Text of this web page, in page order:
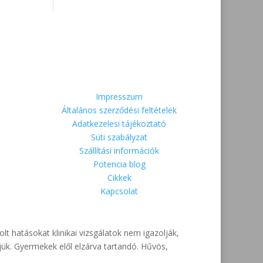
Impresszum
Általános szerződési feltételek
Adatkezelesi tájékoztató
Süti szabályzat
Szállítási információk
Potencia blog
Cikkek
Kapcsolat
hatásokat klinikai vizsgálatok nem igazolják,
Gyermekek elől elzárva tartandó. Hűvös,